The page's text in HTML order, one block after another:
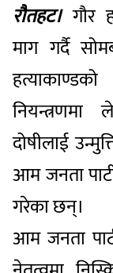
रौतहट।गौर
माग गर्दै
नियन्त्रणमा
दोषीलाई
आम जनता
गरेका छन्।
आम जनता